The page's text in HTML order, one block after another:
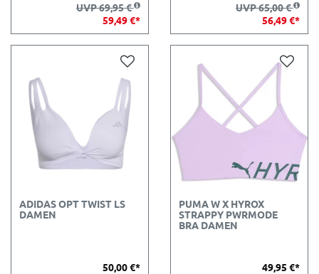
UVP 69,95 €
59,49 €*
UVP 65,00 €
56,49 €*
ADIDAS OPT TWIST LS
DAMEN
50,00 €*
PUMA W X HYROX
STRAPPY PWRMODE
BRA DAMEN
49,95 €*